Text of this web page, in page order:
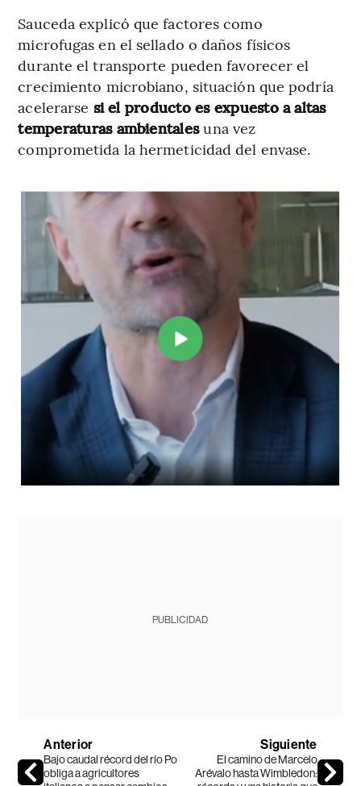
Sauceda explicó que factores como
microfugas en el sellado o daños físicos
durante el transporte pueden favorecer el
crecimiento microbiano, situación que podría
acelerarse si el producto es expuesto a altas
temperaturas ambientalesuna vez
comprometida la hermeticidad del envase.
PUBLICIDAD
Anterior
Bajo caudal récord del río Po
obliga a agricultores
Siguiente
El camino de Marcelo
Arévalo hasta Wimbledon: